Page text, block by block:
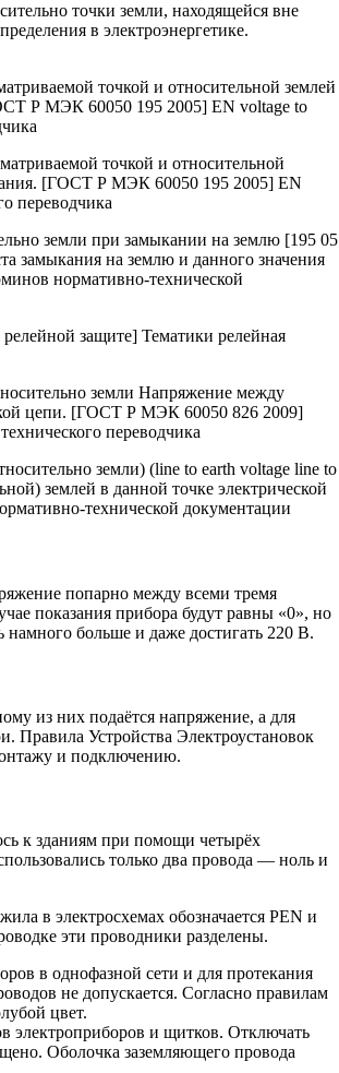
точки земли, находящейся вне
в электроэнергетике.
точкой и относительной землей
Р МЭК 60050 195 2005] EN voltage to
точкой и относительной
[ГОСТ Р МЭК 60050 195 2005] EN
переводчика
земли при замыкании на землю [195 05
замыкания на землю и данного значения
нормативно-технической
защите] Тематики релейная
земли Напряжение между
цепи. [ГОСТ Р МЭК 60050 826 2009]
переводчика
земли) (line to earth voltage line to
землей в данной точке электрической
технической документации
попарно между всеми тремя
показания прибора будут равны «0», но
больше и даже достигать 220 В.
из них подаётся напряжение, а для
Правила Устройства Электроустановок
и подключению.
к зданиям при помощи четырёх
только два провода — ноль и
в электросхемах обозначается PEN и
эти проводники разделены.
в однофазной сети и для протекания
не допускается. Согласно правилам
цвет.
электроприборов и щитков. Отключать
Оболочка заземляющего провода